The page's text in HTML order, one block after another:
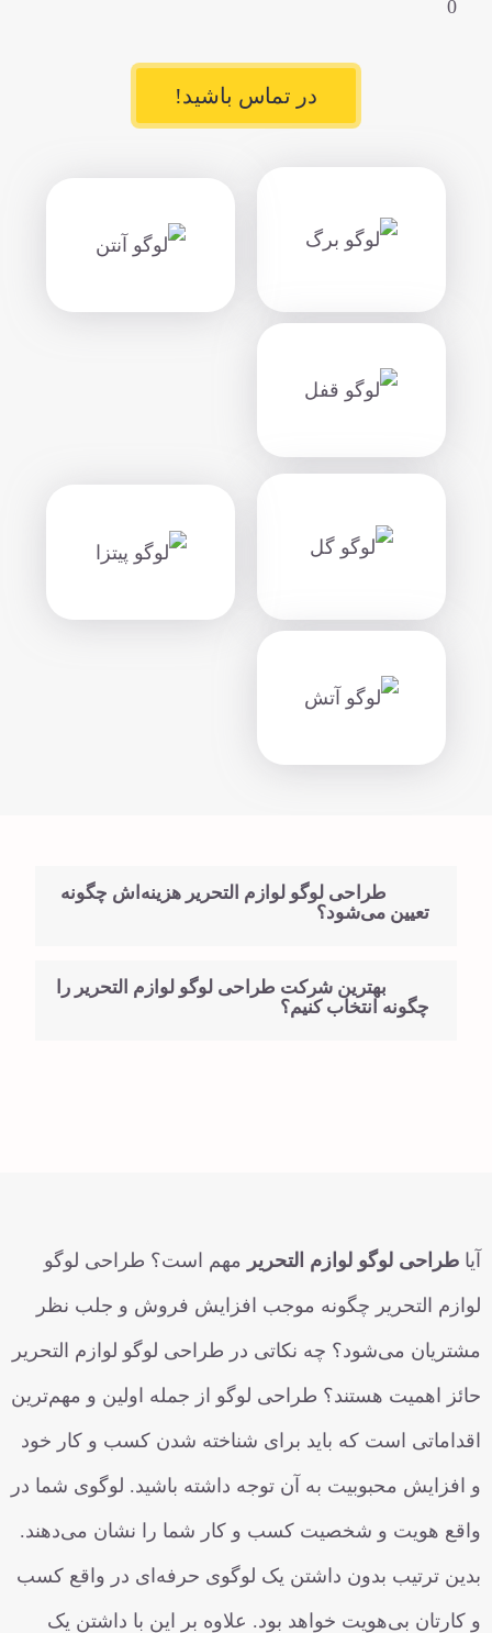
0
در تماس باشید!
طراحی لوگو لوازم التحریر هزینه‌اش چگونه
تعیین می‌شود؟
بهترین شرکت طراحی لوگو لوازم التحریر را
چگونه انتخاب کنیم؟
آیا طراحی لوگو لوازم التحریر مهم است؟ طراحی لوگو
لوازم التحریر چگونه موجب افزایش فروش و جلب نظر
مشتریان می‌شود؟ چه نکاتی در طراحی لوگو لوازم التحریر
حائز اهمیت هستند؟ طراحی لوگو از جمله اولین و مهم‌ترین
اقداماتی است که باید برای شناخته شدن کسب و کار خود
و افزایش محبوبیت به آن توجه داشته باشید. لوگوی شما در
واقع هویت و شخصیت کسب و کار شما را نشان می‌دهند.
بدین ترتیب بدون داشتن یک لوگوی حرفه‌ای در واقع کسب
و کارتان بی‌هویت خواهد بود. علاوه بر این با داشتن یک